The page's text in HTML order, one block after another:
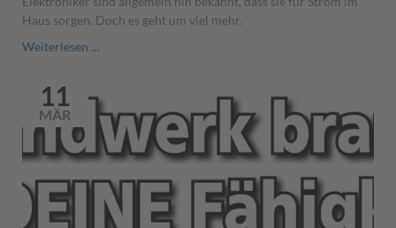
Haus sorgen. Doch es geht um viel mehr.
Weiterlesen …
Elektroniker
für
Energie-
und
11
MÄR